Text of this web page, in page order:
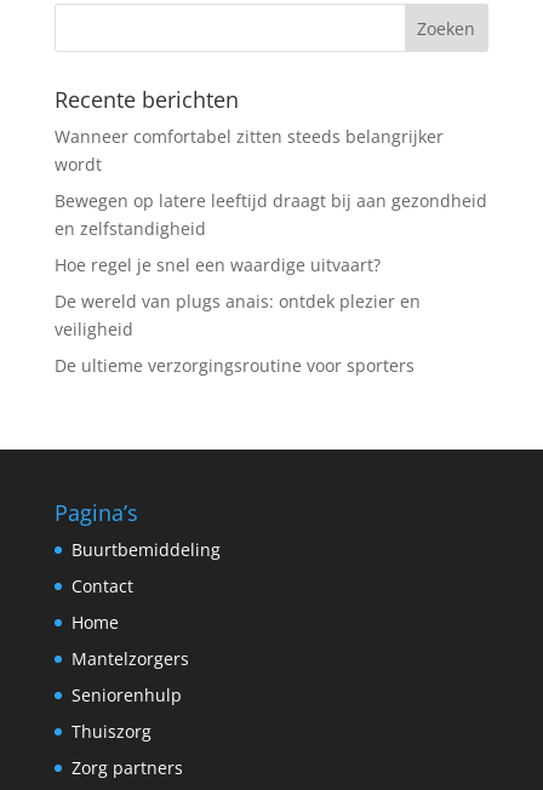
Recente berichten
Wanneer comfortabel zitten steeds belangrijker
wordt
Bewegen op latere leeftijd draagt bij aan gezondheid
en zelfstandigheid
Hoe regel je snel een waardige uitvaart?
De wereld van plugs anais: ontdek plezier en
veiligheid
De ultieme verzorgingsroutine voor sporters
Pagina’s
Buurtbemiddeling
Contact
Home
Mantelzorgers
Seniorenhulp
Thuiszorg
Zorg partners